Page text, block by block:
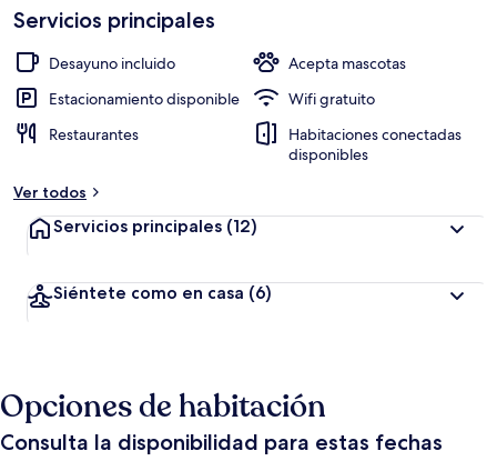
Servicios principales
Desayuno incluido
Acepta mascotas
Estacionamiento disponible
Wifi gratuito
Restaurantes
Habitaciones conectadas
disponibles
Ver todos
Servicios principales (12)
Siéntete como en casa (6)
Opciones de habitación
Consulta la disponibilidad para estas fechas